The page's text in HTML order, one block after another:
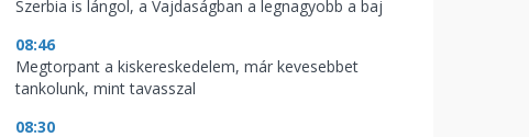
Szerbia is lángol, a Vajdaságban a legnagyobb a baj
08:46
Megtorpant a kiskereskedelem, már kevesebbet
tankolunk, mint tavasszal
08:30